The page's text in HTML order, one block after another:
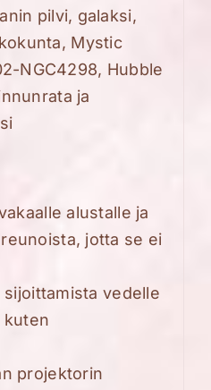
pilvi, galaksi,
Mystic
NGC4298, Hubble
ja
alustalle ja
jotta se ei
vedelle
kuten
projektorin